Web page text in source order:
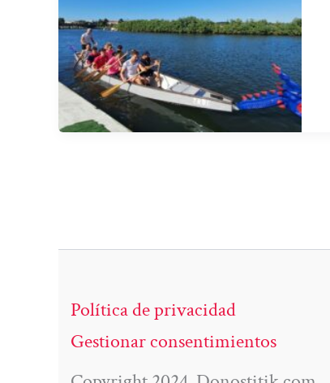
Política de privacidad
Gestionar consentimientos